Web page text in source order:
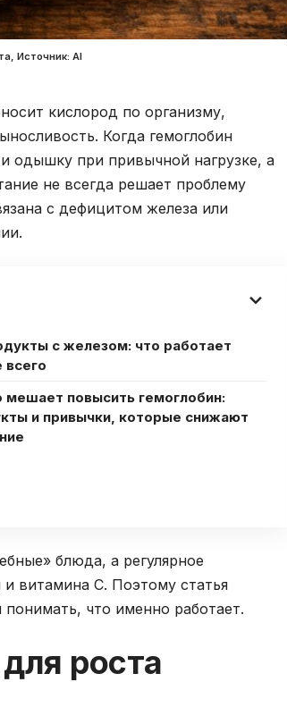
Источник: Al
кислород по организму,
Когда гемоглобин
одышку при привычной нагрузке, а
не всегда решает проблему
с дефицитом железа или
с железом: что работает
всего
мешает повысить гемоглобин:
и привычки, которые снижают
блюда, а регулярное
витамина C. Поэтому статья
что именно работает.
роста